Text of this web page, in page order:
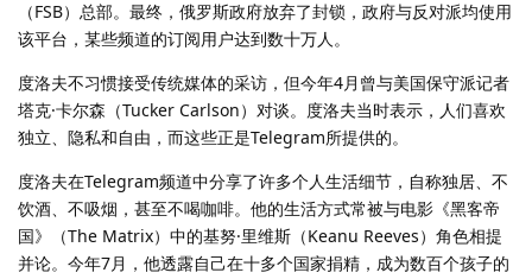
（FSB）总部。最终，俄罗斯政府放弃了封锁，政府与反对派均使用
该平台，某些频道的订阅用户达到数十万人。
度洛夫不习惯接受传统媒体的采访，但今年4月曾与美国保守派记者
塔克·卡尔森（Tucker Carlson）对谈。度洛夫当时表示，人们喜欢
独立、隐私和自由，而这些正是Telegram所提供的。
度洛夫在Telegram频道中分享了许多个人生活细节，自称独居、不
饮酒、不吸烟，甚至不喝咖啡。他的生活方式常被与电影《黑客帝
国》（The Matrix）中的基努·里维斯（Keanu Reeves）角色相提
并论。今年7月，他透露自己在十多个国家捐精，成为数百个孩子的